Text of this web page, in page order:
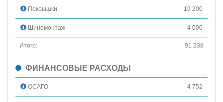
Покрышки 19 200
Шиномонтаж 4 000
Итого: 91 238
ФИНАНСОВЫЕ РАСХОДЫ
ОСАГО 4 752